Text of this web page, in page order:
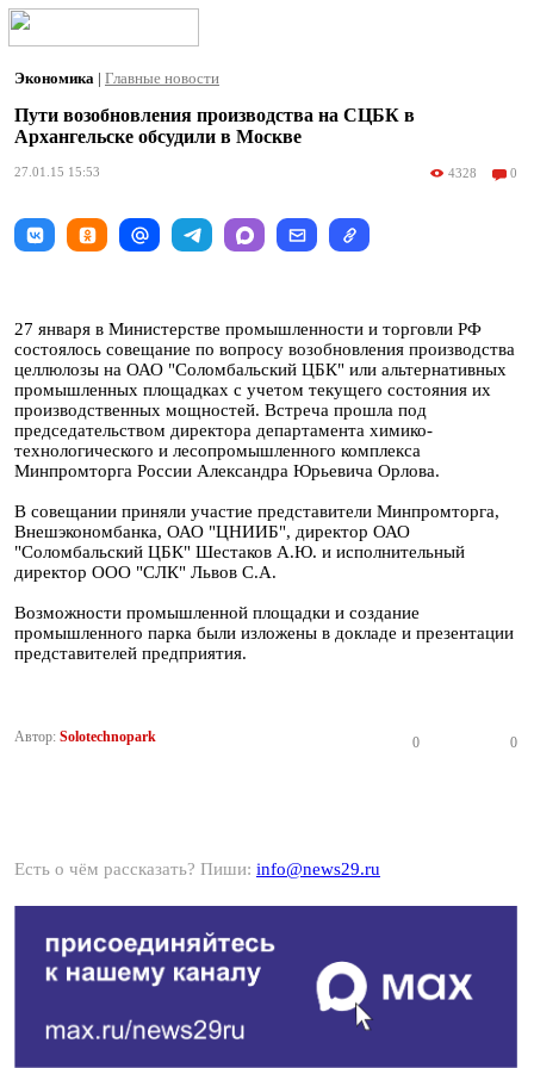
Экономика | Главные новости
Пути возобновления производства на СЦБК в
Архангельске обсудили в Москве
27.01.15 15:53 4328 0
27 января в Министерстве промышленности и торговли РФ
состоялось совещание по вопросу возобновления производства
целлюлозы на ОАО "Соломбальский ЦБК" или альтернативных
промышленных площадках с учетом текущего состояния их
производственных мощностей. Встреча прошла под
председательством директора департамента химико-
технологического и лесопромышленного комплекса
Минпромторга России Александра Юрьевича Орлова.
В совещании приняли участие представители Минпромторга,
Внешэкономбанка, ОАО "ЦНИИБ", директор ОАО
"Соломбальский ЦБК" Шестаков А.Ю. и исполнительный
директор ООО "СЛК" Львов С.А.
Возможности промышленной площадки и создание
промышленного парка были изложены в докладе и презентации
представителей предприятия.
Автор: Solotechnopark 0 0
Есть о чём рассказать? Пиши: info@news29.ru